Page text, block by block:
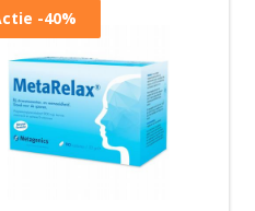
-40%